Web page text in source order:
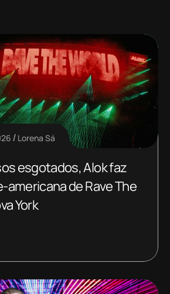
Lorena Sá
esgotados, Alok faz
de Rave The
York